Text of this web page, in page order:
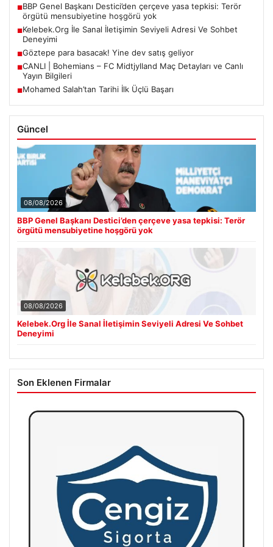
■BBP Genel Başkanı Destici’den çerçeve yasa tepkisi: Terör
örgütü mensubiyetine hoşgörü yok
■Kelebek.Org İle Sanal İletişimin Seviyeli Adresi Ve Sohbet
Deneyimi
■Göztepe para basacak! Yine dev satış geliyor
■CANLI | Bohemians – FC Midtjylland Maç Detayları ve Canlı
Yayın Bilgileri
■Mohamed Salah’tan Tarihi İlk Üçlü Başarı
Güncel
08/08/2026
BBP Genel Başkanı Destici’den çerçeve yasa tepkisi: Terör
örgütü mensubiyetine hoşgörü yok
08/08/2026
Kelebek.Org İle Sanal İletişimin Seviyeli Adresi Ve Sohbet
Deneyimi
Son Eklenen Firmalar